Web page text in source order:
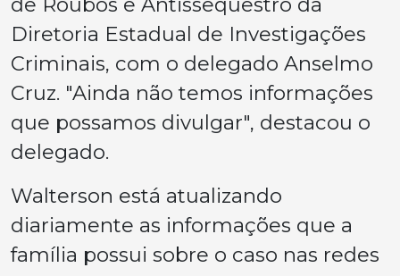
Diretoria Estadual de Investigações
Criminais, com o delegado Anselmo
Cruz. "Ainda não temos informações
que possamos divulgar", destacou o
delegado.
Walterson está atualizando
diariamente as informações que a
família possui sobre o caso nas redes